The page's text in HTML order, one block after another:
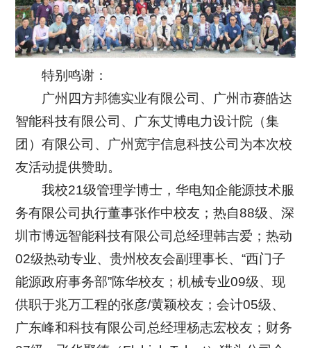
特别鸣谢：
广州四方邦德实业有限公司、广州市赛皓达
智能科技有限公司、广东艾博电力设计院（集
团）有限公司、广州宽宇信息科技公司为本次校
友活动提供赞助。
我校21级管理学博士，华电知企能源技术服
务有限公司执行董事张作中校友；热自88级、深
圳市博远智能科技有限公司总经理韩吉爱；热动
02级热动专业、贵州校友会副理事长、“西门子
能源政府事务部”陈华校友；机械专业09级、现
供职于兆万工程的张彦/黄颖校友；会计05级、
广东峰和科技有限公司总经理杨志宏校友；财务